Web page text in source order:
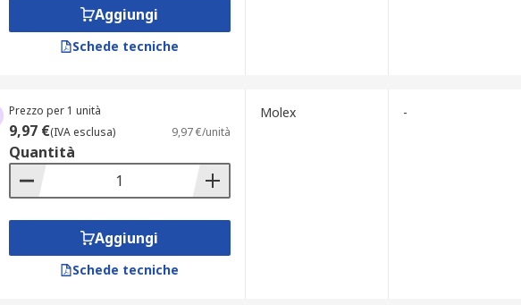
Aggiungi
Schede tecniche
Prezzo per 1 unità
9,97 €(IVA esclusa) 9,97 €/unità
Quantità
Aggiungi
Schede tecniche
Molex -